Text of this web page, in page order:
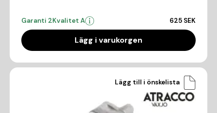
Garanti 2Kvalitet A 625 SEK
Lägg i varukorgen
Lägg till i önskelista